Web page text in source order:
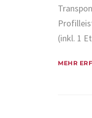
(inkl. 1
MEHR